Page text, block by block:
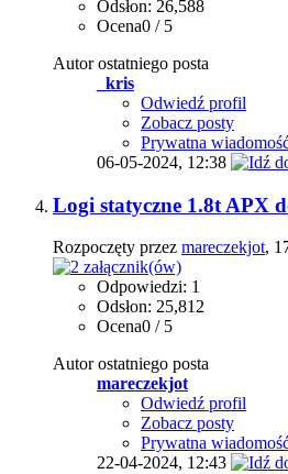
Odsłon: 26,588
Ocena0 / 5
Autor ostatniego posta
_kris
Odwiedź profil
Zobacz posty
Prywatna
06-05-2024, 12:38
Logi statyczne 1.8t APX
Rozpoczęty przez mareczekjot,
Odpowiedzi: 1
Odsłon: 25,812
Ocena0 / 5
Autor ostatniego posta
mareczekjot
Odwiedź profil
Zobacz posty
Prywatna
22-04-2024, 12:43